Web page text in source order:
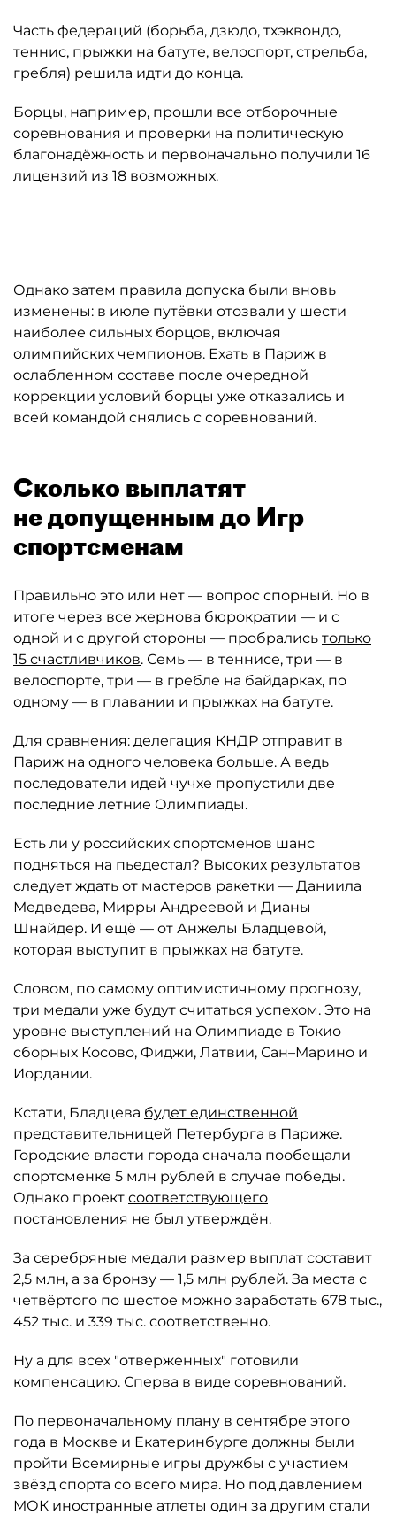
Часть федераций (борьба, дзюдо, тхэквондо,
теннис, прыжки на батуте, велоспорт, стрельба,
гребля) решила идти до конца.
Борцы, например, прошли все отборочные
соревнования и проверки на политическую
благонадёжность и первоначально получили 16
лицензий из 18 возможных.
Однако затем правила допуска были вновь
изменены: в июле путёвки отозвали у шести
наиболее сильных борцов, включая
олимпийских чемпионов. Ехать в Париж в
ослабленном составе после очередной
коррекции условий борцы уже отказались и
всей командой снялись с соревнований.
Сколько выплатят
не допущенным до Игр
спортсменам
Правильно это или нет — вопрос спорный. Но в
итоге через все жернова бюрократии — и с
одной и с другой стороны — пробрались только
15 счастливчиков. Семь — в теннисе, три — в
велоспорте, три — в гребле на байдарках, по
одному — в плавании и прыжках на батуте.
Для сравнения: делегация КНДР отправит в
Париж на одного человека больше. А ведь
последователи идей чучхе пропустили две
последние летние Олимпиады.
Есть ли у российских спортсменов шанс
подняться на пьедестал? Высоких результатов
следует ждать от мастеров ракетки — Даниила
Медведева, Мирры Андреевой и Дианы
Шнайдер. И ещё — от Анжелы Бладцевой,
которая выступит в прыжках на батуте.
Словом, по самому оптимистичному прогнозу,
три медали уже будут считаться успехом. Это на
уровне выступлений на Олимпиаде в Токио
сборных Косово, Фиджи, Латвии, Сан–Марино и
Иордании.
Кстати, Бладцева будет единственной
представительницей Петербурга в Париже.
Городские власти города сначала пообещали
спортсменке 5 млн рублей в случае победы.
Однако проект соответствующего
постановления не был утверждён.
За серебряные медали размер выплат составит
2,5 млн, а за бронзу — 1,5 млн рублей. За места с
четвёртого по шестое можно заработать 678 тыс.,
452 тыс. и 339 тыс. соответственно.
Ну а для всех "отверженных" готовили
компенсацию. Сперва в виде соревнований.
По первоначальному плану в сентябре этого
года в Москве и Екатеринбурге должны были
пройти Всемирные игры дружбы с участием
звёзд спорта со всего мира. Но под давлением
МОК иностранные атлеты один за другим стали